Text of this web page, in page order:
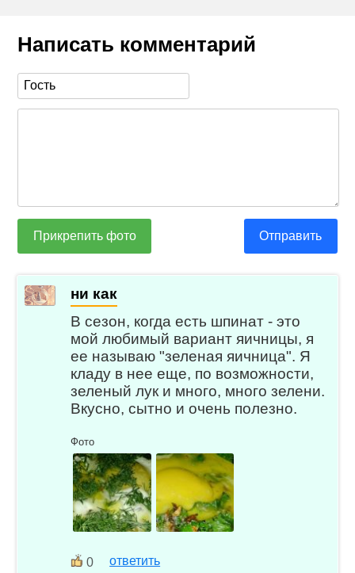
Написать комментарий
Прикрепить фото Отправить
ни как
В сезон, когда есть шпинат - это
мой любимый вариант яичницы, я
ее называю "зеленая яичница". Я
кладу в нее еще, по возможности,
зеленый лук и много, много зелени.
Вкусно, сытно и очень полезно.
Фото
0 ответить